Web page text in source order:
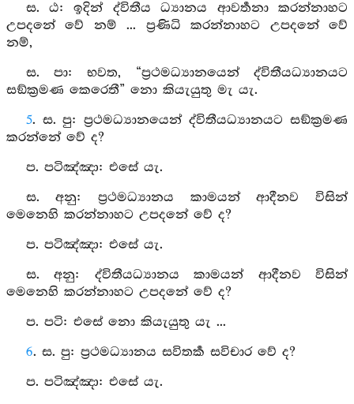
ස. ඨ: ඉදින් ද්විතීය ධ්‍යානය ආවර්‍තනා කරන්නාහට
උපදනේ වේ නම් ... ප්‍රණිධි කරන්නාහට උපදනේ වේ
නම්,
ස. පා: භවත, “ප්‍රථමධ්‍යානයෙන් ද්විතීයධ්‍යානයට
සඞ්ක්‍රමණ කෙරෙතී” නො කියැයුතු මැ යැ.
5. ස. පු: ප්‍රථමධ්‍යානයෙන් ද්විතීයධ්‍යානයට සඞ්ක්‍රමණ
කරන්නේ වේ ද?
ප. පටිඤ්‍ඤා: එසේ යැ.
ස. අනු: ප්‍රථමධ්‍යානය කාමයන් ආදීනව විසින්
මෙනෙහි කරන්නාහට උපදනේ වේ ද?
ප. පටිඤ්‍ඤා: එසේ යැ.
ස. අනු: ද්විතීයධ්‍යානය කාමයන් ආදීනව විසින්
මෙනෙහි කරන්නාහට උපදනේ වේ ද?
ප. පටි: එසේ නො කියැයුතු යැ ...
6. ස. පු: ප්‍රථමධ්‍යානය සවිතර්‍ක සවිචාර වේ ද?
ප. පටිඤ්‍ඤා: එසේ යැ.